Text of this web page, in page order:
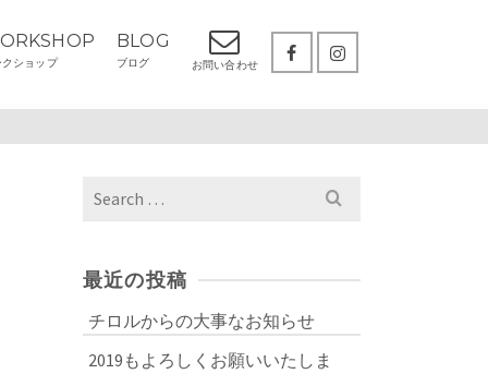
クショップ
BLOG
ブログ お問い合わせ
Search
for:
最近の投稿
チロルからの大事なお知らせ
2019もよろしくお願いいたしま